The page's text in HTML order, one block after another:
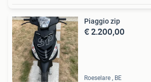
Piaggio zip
€ 2.200,00
Roeselare , BE